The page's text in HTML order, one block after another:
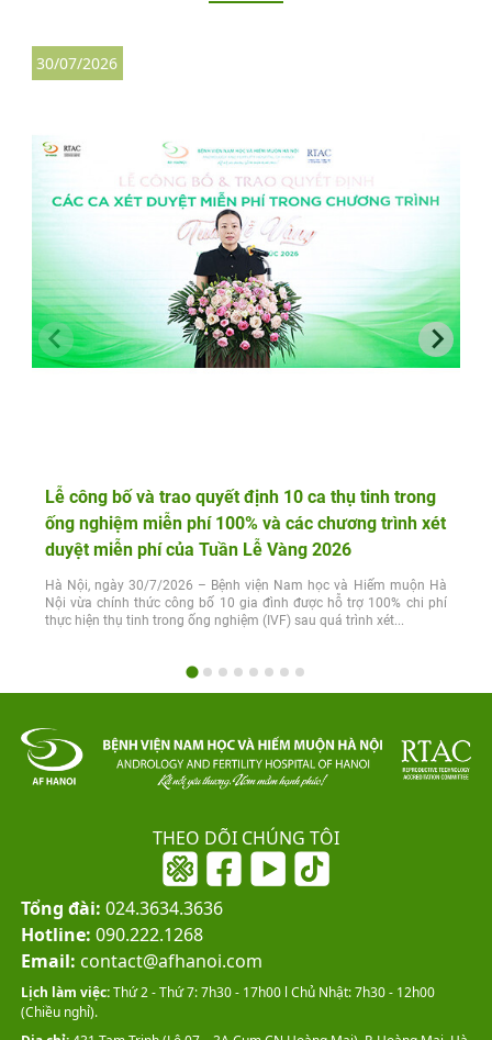
Lễ công bố và trao quyết định 10 ca thụ tinh trong
ống nghiệm miễn phí 100% và các chương trình xét
duyệt miễn phí của Tuần Lễ Vàng 2026
Hà Nội, ngày 30/7/2026 – Bệnh viện Nam học và Hiếm muộn Hà
Nội vừa chính thức công bố 10 gia đình được hỗ trợ 100% chi phí
thực hiện thụ tinh trong ống nghiệm (IVF) sau quá trình xét...
30/07/2026
THEO DÕI CHÚNG TÔI
Tổng đài: 024.3634.3636
Hotline: 090.222.1268
Email: contact@afhanoi.com
Lịch làm việc:Thứ 2 - Thứ 7: 7h30 - 17h00 l Chủ Nhật: 7h30 - 12h00
(Chiều nghỉ).